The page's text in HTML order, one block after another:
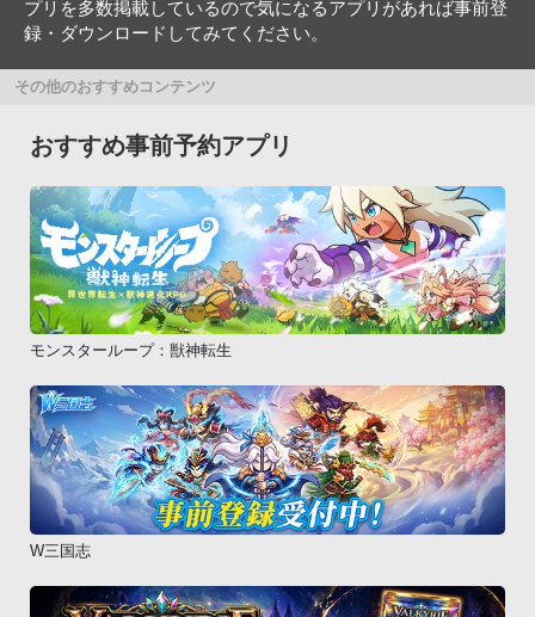
プリを多数掲載しているので気になるアプリがあれば事前登
録・ダウンロードしてみてください。
その他のおすすめコンテンツ
おすすめ事前予約アプリ
モンスターループ：獣神転生
W三国志